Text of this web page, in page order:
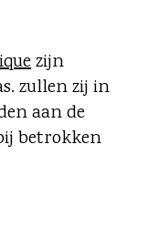
zijn
zullen zij in
aan de
betrokken